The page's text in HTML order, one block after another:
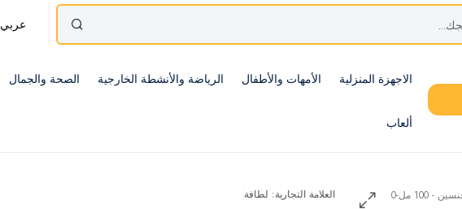
عربي
الاجهزة المنزلية الأمهات والأطفال الرياضة والأنشطة الخارجية الصحة والجمال
ألعاب
العلامة التجارية: لطافة